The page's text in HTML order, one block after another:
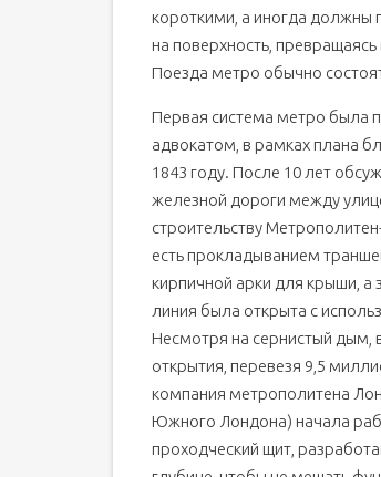
короткими, а иногда должны
на поверхность,
Поезда метро обычно
Первая система метро была
адвокатом, в рамках плана
1843 году. После 10 лет
железной дороги между
строительству
есть прокладыванием
кирпичной арки для крыши, а
линия была открыта с
Несмотря на сернистый дым,
открытия, перевезя 9,5
компания метрополитена
Южного Лондона) начала
проходческий щит,